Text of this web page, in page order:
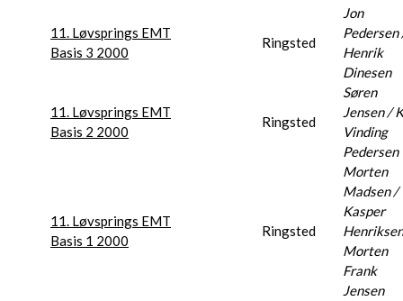
11. Løvsprings EMT
Basis 3 2000
Ringsted
Jon
Pedersen
Henrik
Dinesen
11. Løvsprings EMT
Basis 2 2000
Ringsted
Søren
Jensen /
Vinding
Pedersen
11. Løvsprings EMT
Basis 1 2000
Ringsted
Morten
Madsen /
Kasper
Morten
Frank
Jensen